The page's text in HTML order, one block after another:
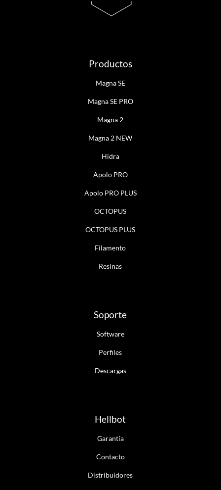
Productos
Magna SE
Magna SE PRO
Magna 2
Magna 2 NEW
Hidra
Apolo PRO
Apolo PRO PLUS
OCTOPUS
OCTOPUS PLUS
Filamento
Resinas
Soporte
Software
Perfiles
Descargas
Hellbot
Garantía
Contacto
Distribuidores